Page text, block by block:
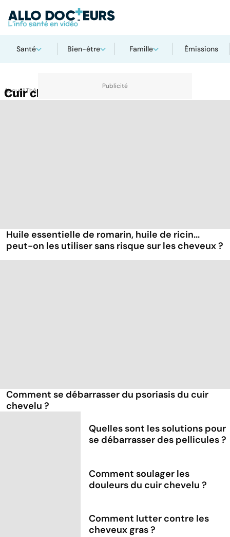
Santé Bien-être Famille Émissions
AccueilThématiques
Cuir chevelu
Huile essentielle de romarin, huile de ricin...
peut-on les utiliser sans risque sur les cheveux ?
Comment se débarrasser du psoriasis du cuir
chevelu ?
Quelles sont les solutions pour
se débarrasser des pellicules ?
Comment soulager les
douleurs du cuir chevelu ?
Comment lutter contre les
cheveux gras ?